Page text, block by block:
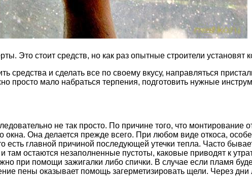
Это стоит средств, но как раз опытные строители установят
средства и сделать все по своему вкусу, направляться
просто мало набраться терпения, подготовить нужные
не так просто. По причине того, что монтирование
окна. Она делается прежде всего. При любом виде откоса,
есть главной причиной последующей утечки тепла. Часто
там остаются незаполненные пустоты, каковые приводят к
при помощи зажигалки либо спички. В случае если пламя
пены оказывает помощь загерметизировать щели. Через